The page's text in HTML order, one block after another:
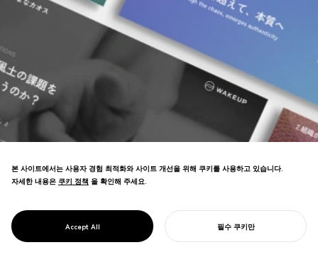
CTI JAPAN &
웨이크 업
칭의 기원" 포지셔닝을 명확히 하여 등록 증
본 사이트에서는 사용자 경험 최적화와 사이트 개선을 위해 쿠키를 사용하고 있습니다.
자세한 내용은 쿠키 정책
쿠키 정책 을 확인해 주세요.
Accept All 필수 쿠키만